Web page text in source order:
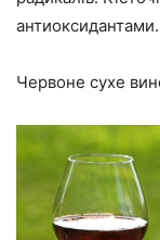
антиоксидантами.
Червоне сухе